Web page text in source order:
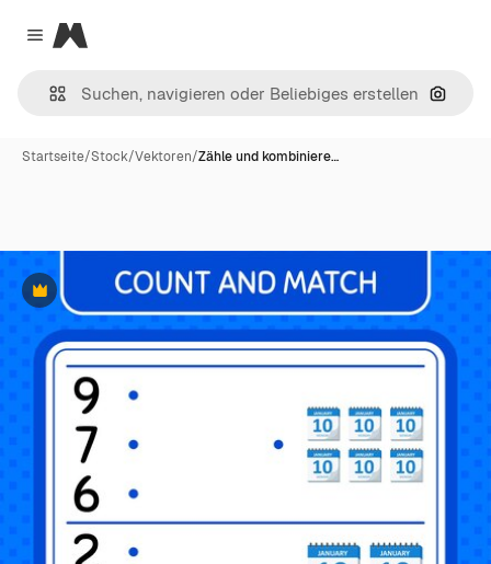
Close menu
Magnific
Nach
Startseite/Stock/Vektoren/Zähle und kombiniere…
Premium